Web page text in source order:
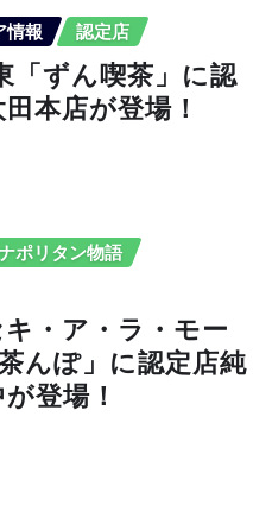
情報 認定店
「ずん喫茶」に認
本店が登場！
ポリタン物語
・ア・ラ・モー
んぽ」に認定店純
登場！